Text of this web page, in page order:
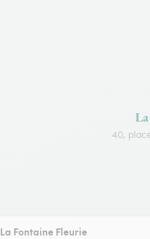
40,
La Fontaine Fleurie